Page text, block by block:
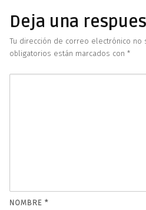
Deja una
Tu dirección de correo electrónico no
obligatorios están marcados con *
NOMBRE *